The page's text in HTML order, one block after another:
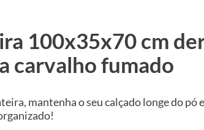
100x35x70 cm
carvalho fumado
mantenha o seu calçado longe do pó